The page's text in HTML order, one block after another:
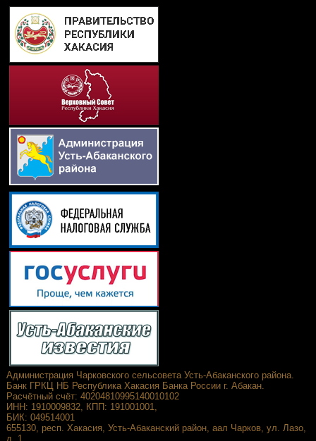
Администрация Чарковского сельсовета Усть-Абаканского района.
Банк ГРКЦ НБ Республика Хакасия Банка России г. Абакан.
Расчётный счёт: 40204810995140010102
ИНН: 1910009832, КПП: 191001001,
БИК: 049514001
655130, респ. Хакасия, Усть-Абаканский район, аал Чарков, ул. Лазо,
д. 1.